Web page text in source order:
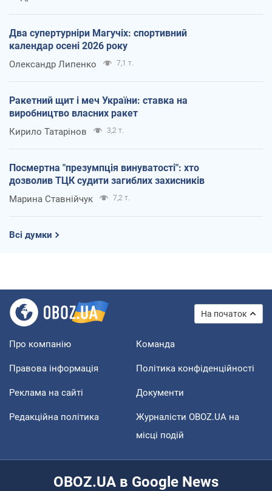
Два супертурніри Магучіх: спортивний
календар осені 2026 року
Олександр Липенко 7,1 т.
Ракетний щит і меч України: ставка на
виробництво власних ракет
Кирило Татарінов 3,2 т.
Посмертна "презумпція винуватості": хто
дозволив ТЦК судити загиблих захисників
Марина Ставнійчук 7,2 т.
Всі думки
На початок
Про компанію Команда
Правова інформація Політика конфіденційності
Реклама на сайті Документи
Редакційна політика
Журналісти OBOZ.UA на
місці подій
OBOZ.UA в Google News